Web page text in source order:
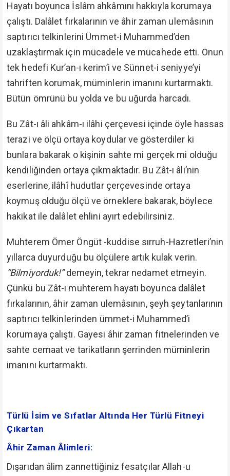
Hayatı boyunca İslâm ahkâmını hakkıyla korumaya
çalıştı. Dalâlet fırkalarının ve âhir zaman ulemâsının
saptırıcı telkinlerini Ümmet-i Muhammed’den
uzaklaştırmak için mücadele ve mücahede etti. Onun
tek hedefi Kur’an-ı kerim’i ve Sünnet-i seniyye’yi
tahriften korumak, müminlerin imanını kurtarmaktı.
Bütün ömrünü bu yolda ve bu uğurda harcadı.
Bu Zât-ı âli ahkâm-ı ilâhi çerçevesi içinde öyle hassas
terazi ve ölçü ortaya koydular ve gösterdiler ki
bunlara bakarak o kişinin sahte mi gerçek mi olduğu
kendiliğinden ortaya çıkmaktadır. Bu Zât-ı âli’nin
eserlerine, ilâhî hudutlar çerçevesinde ortaya
koymuş olduğu ölçü ve örneklere bakarak, böylece
hakikat ile dalâlet ehlini ayırt edebilirsiniz.
Muhterem Ömer Öngüt -kuddise sırruh-Hazretleri’nin
yıllarca duyurduğu bu ölçülere artık kulak verin.
“Bilmiyorduk!”demeyin, tekrar nedamet etmeyin.
Çünkü bu Zât-ı muhterem hayatı boyunca dalâlet
fırkalarının, âhir zaman ulemâsının, şeyh şeytanlarının
saptırıcı telkinlerinden ümmet-i Muhammed’i
korumaya çalıştı. Gayesi âhir zaman fitnelerinden ve
sahte cemaat ve tarikatların şerrinden müminlerin
imanını kurtarmaktı.
Türlü İsim ve Sıfatlar Altında Her Türlü Fitneyi
Çıkartan
Âhir Zaman Âlimleri:
Dışarıdan âlim zannettiğiniz fesatçılar Allah-u